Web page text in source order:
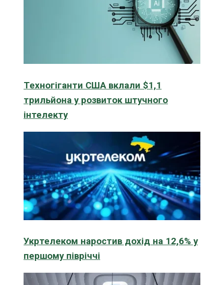
Техногіганти США вклали $1,1
трильйона у розвиток штучного
інтелекту
Укртелеком наростив дохід на 12,6% у
першому півріччі